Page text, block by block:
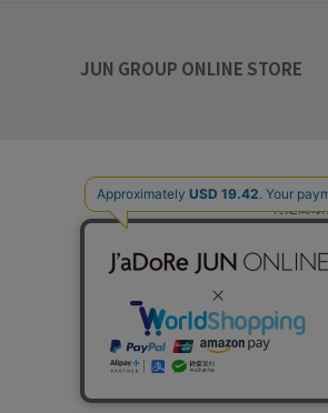
JUN GROUP ONLINE STORE
特定商